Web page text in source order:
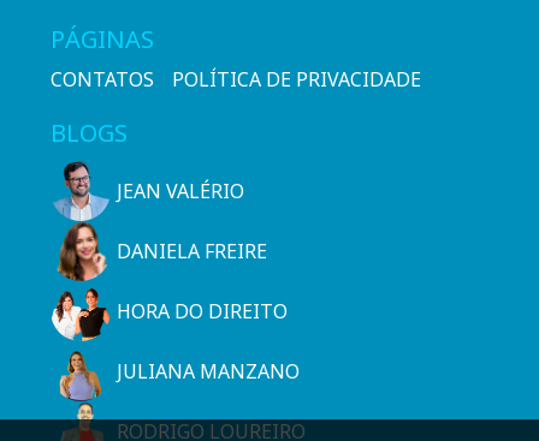
PÁGINAS
CONTATOS POLÍTICA DE PRIVACIDADE
BLOGS
JEAN VALÉRIO
DANIELA FREIRE
HORA DO DIREITO
JULIANA MANZANO
RODRIGO LOUREIRO